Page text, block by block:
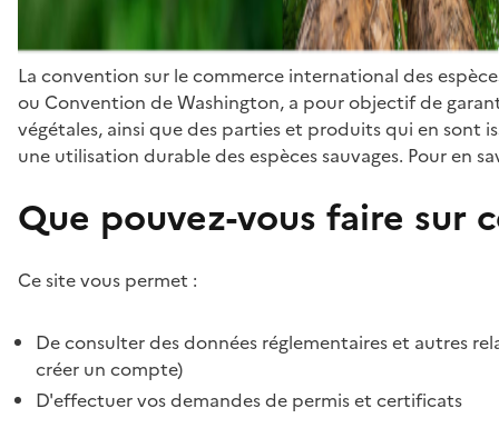
La convention sur le commerce international des
ou Convention de Washington, a pour objectif de
végétales, ainsi que des parties et produits qui en sont
une utilisation durable des espèces sauvages. Pour en
Que pouvez-vous faire sur
Ce site vous permet :
De consulter des données réglementaires et autres
créer un compte)
D'effectuer vos demandes de permis et certificats